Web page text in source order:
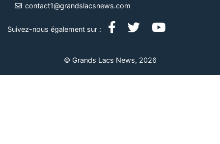
contact1@grandslacsnews.com
Suivez-nous également sur :
© Grands Lacs News, 2026